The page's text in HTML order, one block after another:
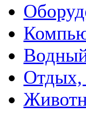
Отдых,